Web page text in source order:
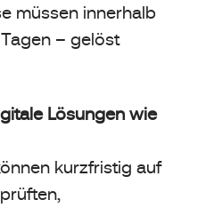
müssen innerhalb
– gelöst
Lösungen wie
kurzfristig auf